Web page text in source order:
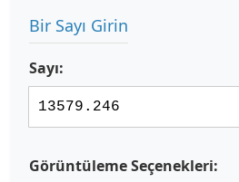
Bir Sayı Girin
Sayı:
Görüntüleme Seçenekleri: